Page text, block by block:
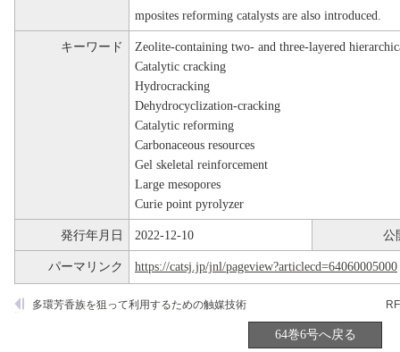
mposites reforming catalysts are also introduced.
キーワード
Zeolite-containing two- and three-layered
Catalytic cracking
Hydrocracking
Dehydrocyclization-cracking
Catalytic reforming
Carbonaceous resources
Gel skeletal reinforcement
Large mesopores
Curie point pyrolyzer
発行年月日 2022-12-10 公
パーマリンク https://catsj.jp/jnl/pageview?articlecd=64060005000
多環芳香族を狙って利用するための触媒技術
64巻6号へ戻る